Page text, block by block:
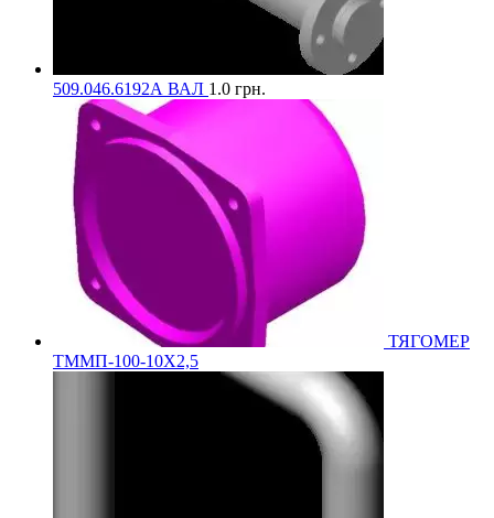
509.046.6192А ВАЛ 1.0 грн.
ТЯГОМЕР
ТММП-100-10Х2,5